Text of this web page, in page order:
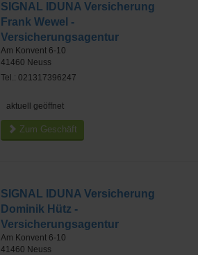
SIGNAL IDUNA Versicherung
Frank Wewel -
Versicherungsagentur
Am Konvent 6-10
41460 Neuss
Tel.: 021317396247
aktuell geöffnet
Zum Geschäft
SIGNAL IDUNA Versicherung
Dominik Hütz -
Versicherungsagentur
Am Konvent 6-10
41460 Neuss